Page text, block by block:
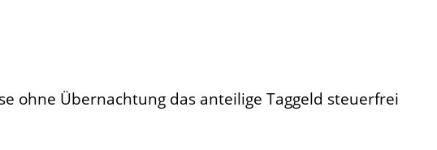
ohne Übernachtung das anteilige Taggeld steuerfrei